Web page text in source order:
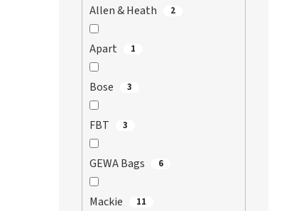
Allen & Heath 2
Apart 1
Bose 3
FBT 3
GEWA Bags 6
Mackie 11